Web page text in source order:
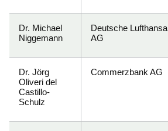
Dr. Michael
Niggemann
Deutsche Lufthansa
AG
Dr. Jörg
Oliveri del
Castillo-
Schulz
Commerzbank AG